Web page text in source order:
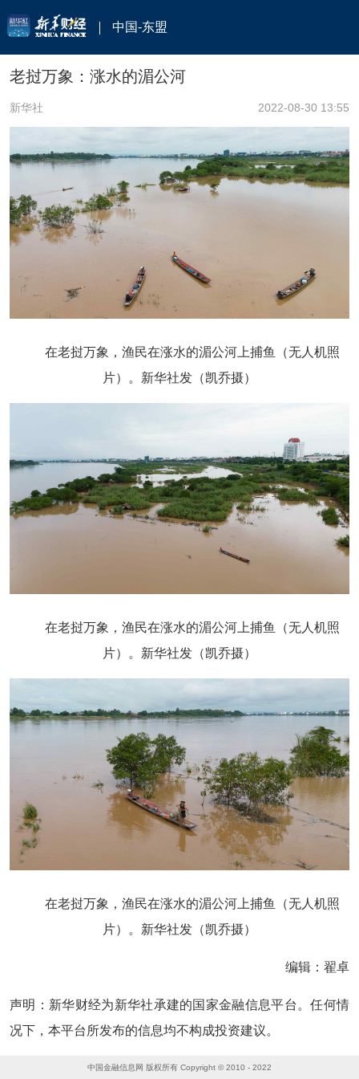
中国-东盟
老挝万象：涨水的湄公河
新华社 2022-08-30 13:55
在老挝万象，渔民在涨水的湄公河上捕鱼（无人机照
片）。新华社发（凯乔摄）
在老挝万象，渔民在涨水的湄公河上捕鱼（无人机照
片）。新华社发（凯乔摄）
在老挝万象，渔民在涨水的湄公河上捕鱼（无人机照
片）。新华社发（凯乔摄）
编辑：翟卓
声明：新华财经为新华社承建的国家金融信息平台。任何情
况下，本平台所发布的信息均不构成投资建议。
中国金融信息网 版权所有 Copyright © 2010 - 2022